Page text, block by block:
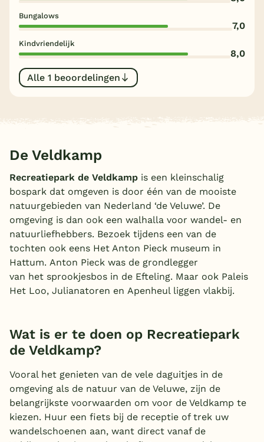
Limburg
Duitsland
België
Bungalows
7,0
Kindvriendelijk
8,0
Alle 1 beoordelingen
De Veldkamp
Recreatiepark de Veldkamp is een kleinschalig
bospark dat omgeven is door één van de mooiste
natuurgebieden van Nederland ‘de Veluwe’. De
omgeving is dan ook een walhalla voor wandel- en
natuurliefhebbers. Bezoek tijdens een van de
tochten ook eens Het Anton Pieck museum in
Hattum. Anton Pieck was de grondlegger
van het sprookjesbos in de Efteling. Maar ook Paleis
Het Loo, Julianatoren en Apenheul liggen vlakbij.
Wat is er te doen op Recreatiepark
de Veldkamp?
Vooral het genieten van de vele daguitjes in de
omgeving als de natuur van de Veluwe, zijn de
belangrijkste voorwaarden om voor de Veldkamp te
kiezen. Huur een fiets bij de receptie of trek uw
wandelschoenen aan, want direct vanaf de